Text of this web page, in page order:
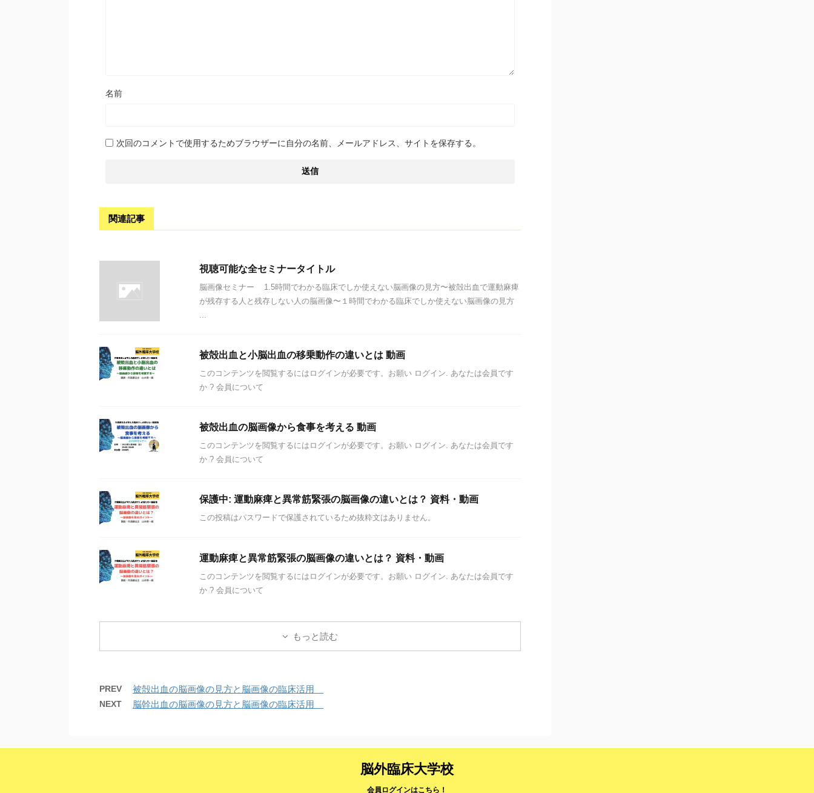
名前
次回のコメントで使用するためブラウザーに自分の名前、メールアドレス、サイトを保存する。
関連記事
視聴可能な全セミナータイトル
脳画像セミナー 1.5時間でわかる臨床でしか使えない脳画像の見方〜被殻出血で運動麻痺
が残存する人と残存しない人の脳画像〜１時間でわかる臨床でしか使えない脳画像の見方
...
被殻出血と小脳出血の移乗動作の違いとは 動画
このコンテンツを閲覧するにはログインが必要です。お願い ログイン. あなたは会員です
か ? 会員について
被殻出血の脳画像から食事を考える 動画
このコンテンツを閲覧するにはログインが必要です。お願い ログイン. あなたは会員です
か ? 会員について
保護中: 運動麻痺と異常筋緊張の脳画像の違いとは？ 資料・動画
この投稿はパスワードで保護されているため抜粋文はありません。
運動麻痺と異常筋緊張の脳画像の違いとは？ 資料・動画
このコンテンツを閲覧するにはログインが必要です。お願い ログイン. あなたは会員です
か ? 会員について
もっと読む
PREV 被殻出血の脳画像の見方と脳画像の臨床活用
NEXT 脳幹出血の脳画像の見方と脳画像の臨床活用
脳外臨床大学校
会員ログインはこちら！